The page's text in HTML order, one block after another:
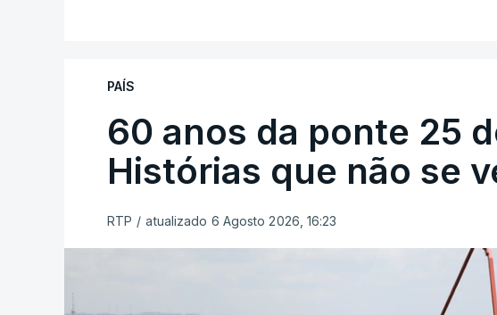
PAÍS
60 anos da ponte 25
Histórias que não se
RTP / atualizado 6 Agosto 2026, 16:23